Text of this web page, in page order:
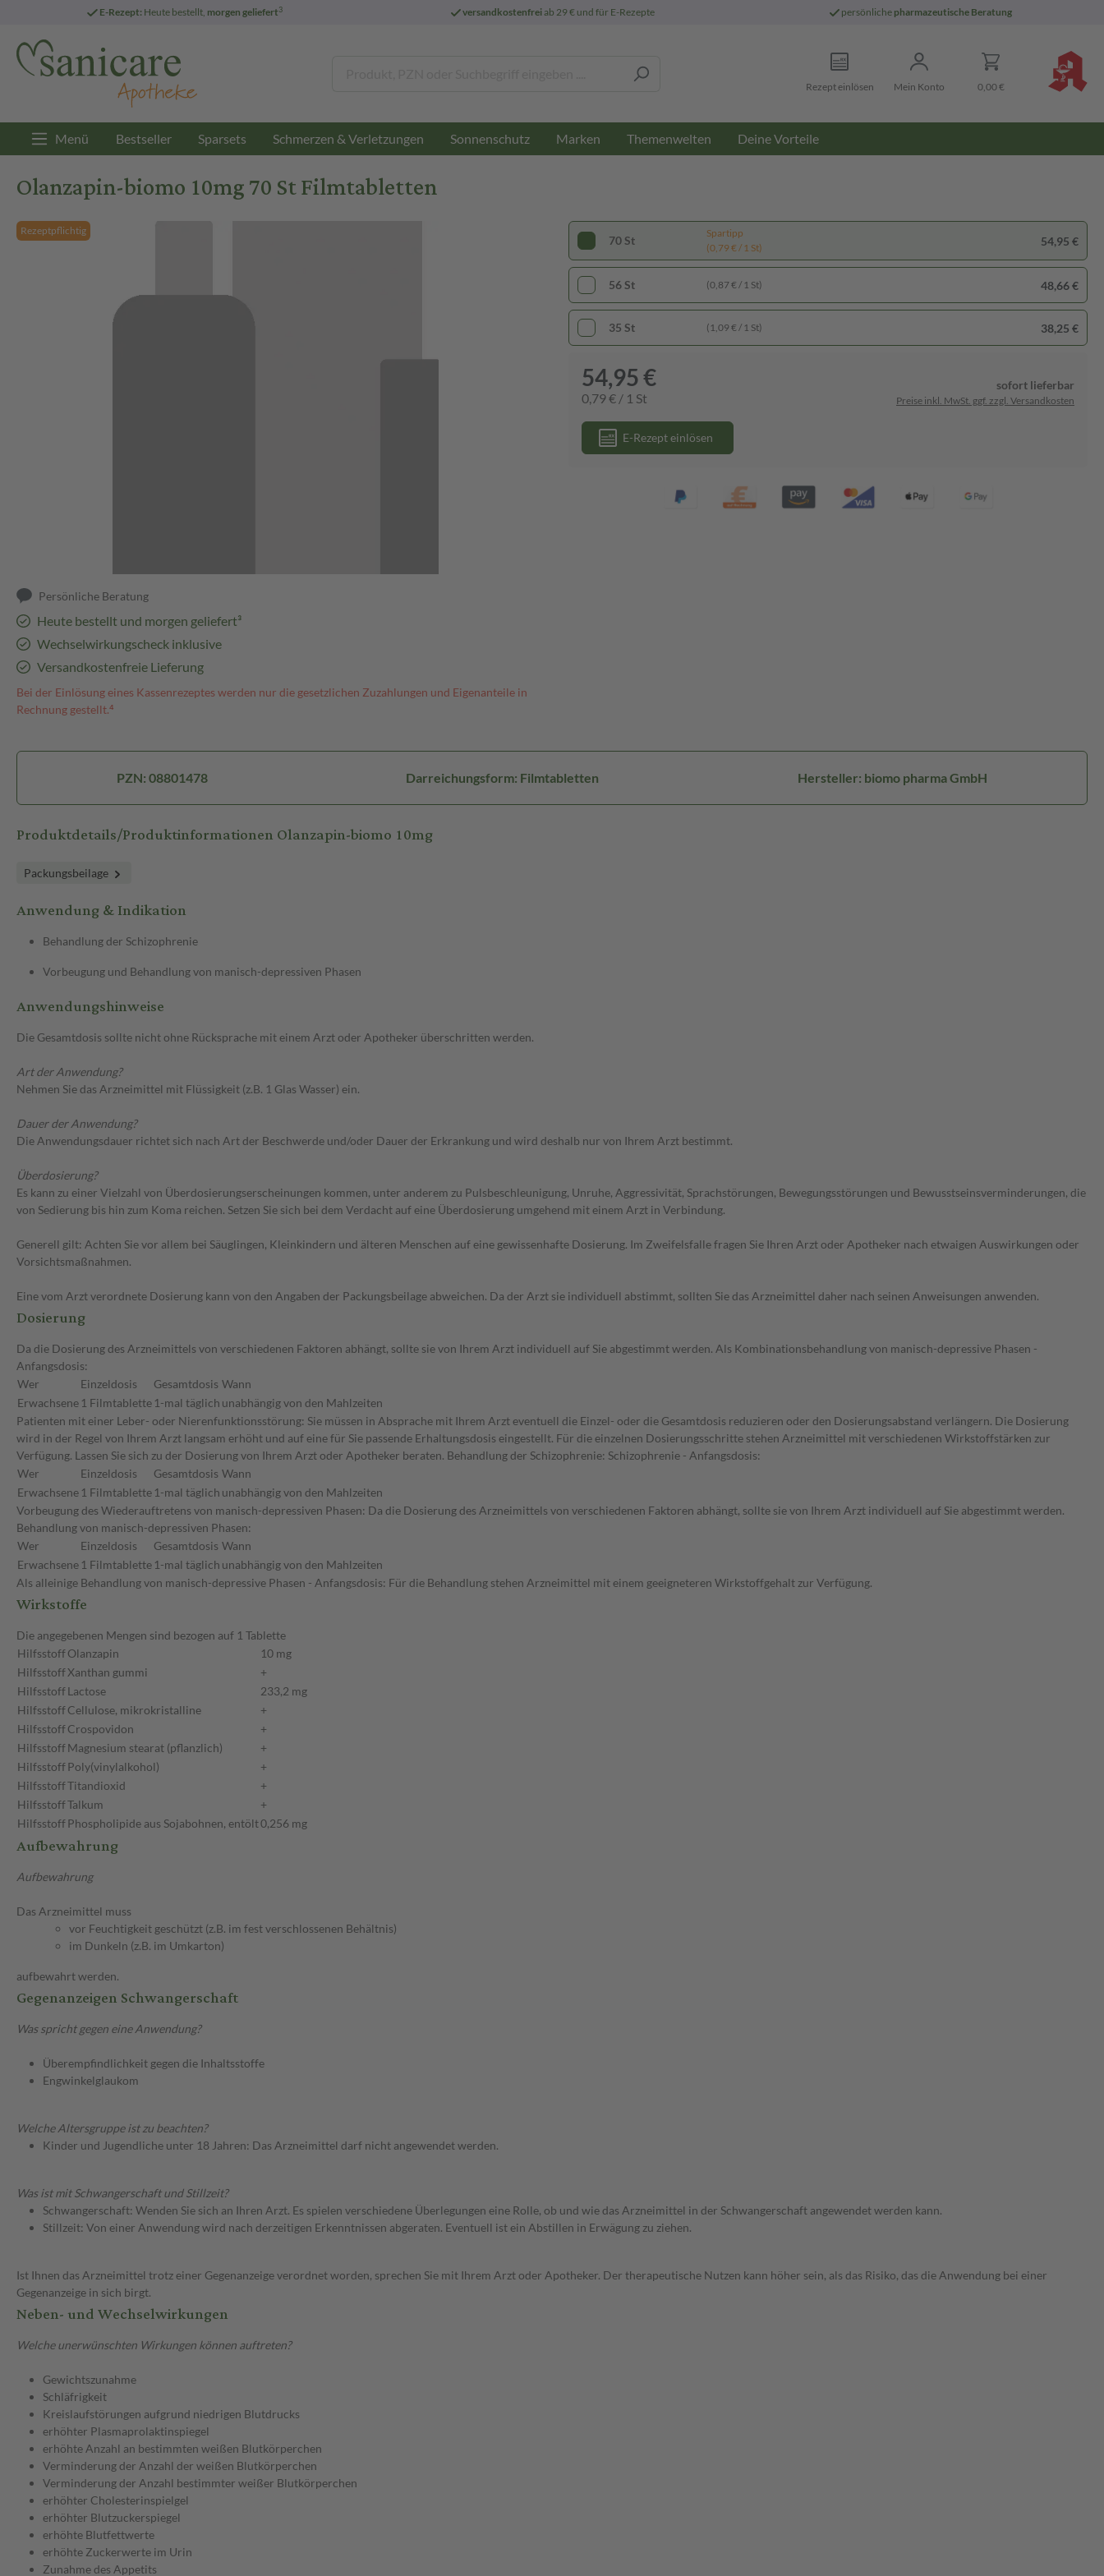
E-Rezept: Heute bestellt, morgen geliefert3 versandkostenfreiab 29 € und für E-Rezepte persönliche pharmazeutische Beratung
Rezept einlösen Mein Konto 0,00 €
Menü Bestseller Sparsets Schmerzen & Verletzungen Sonnenschutz Marken Themenwelten Deine Vorteile
Olanzapin-biomo 10mg 70 St Filmtabletten
Rezeptpflichtig
Persönliche Beratung
Heute bestellt und morgen geliefert³
Wechselwirkungscheck inklusive
Versandkostenfreie Lieferung
Bei der Einlösung eines Kassenrezeptes werden nur die gesetzlichen Zuzahlungen und Eigenanteile in
Rechnung gestellt.⁴
70 St
Spartipp
(0,79 € / 1 St)
54,95 €
56 St (0,87 € / 1 St) 48,66 €
35 St (1,09 € / 1 St) 38,25 €
54,95 €
0,79 € / 1 St
sofort lieferbar
Preise inkl. MwSt. ggf. zzgl. Versandkosten
E-Rezept einlösen
PZN: 08801478 Darreichungsform: Filmtabletten Hersteller: biomo pharma GmbH
Produktdetails/Produktinformationen Olanzapin-biomo 10mg
Packungsbeilage
Anwendung & Indikation
Behandlung der Schizophrenie
Vorbeugung und Behandlung von manisch-depressiven Phasen
Anwendungshinweise
Die Gesamtdosis sollte nicht ohne Rücksprache mit einem Arzt oder Apotheker überschritten werden.
Art der Anwendung?
Nehmen Sie das Arzneimittel mit Flüssigkeit (z.B. 1 Glas Wasser) ein.
Dauer der Anwendung?
Die Anwendungsdauer richtet sich nach Art der Beschwerde und/oder Dauer der Erkrankung und wird deshalb nur von Ihrem Arzt bestimmt.
Überdosierung?
Es kann zu einer Vielzahl von Überdosierungserscheinungen kommen, unter anderem zu Pulsbeschleunigung, Unruhe, Aggressivität, Sprachstörungen, Bewegungsstörungen und Bewusstseinsverminderungen, die
von Sedierung bis hin zum Koma reichen. Setzen Sie sich bei dem Verdacht auf eine Überdosierung umgehend mit einem Arzt in Verbindung.
Generell gilt: Achten Sie vor allem bei Säuglingen, Kleinkindern und älteren Menschen auf eine gewissenhafte Dosierung. Im Zweifelsfalle fragen Sie Ihren Arzt oder Apotheker nach etwaigen Auswirkungen oder
Vorsichtsmaßnahmen.
Eine vom Arzt verordnete Dosierung kann von den Angaben der Packungsbeilage abweichen. Da der Arzt sie individuell abstimmt, sollten Sie das Arzneimittel daher nach seinen Anweisungen anwenden.
Dosierung
Da die Dosierung des Arzneimittels von verschiedenen Faktoren abhängt, sollte sie von Ihrem Arzt individuell auf Sie abgestimmt werden. Als Kombinationsbehandlung von manisch-depressive Phasen -
Anfangsdosis:
Wer
Einzeldosis Gesamtdosis Wann
Erwachsene 1 Filmtablette 1-mal täglich unabhängig von den Mahlzeiten
Patienten mit einer Leber- oder Nierenfunktionsstörung: Sie müssen in Absprache mit Ihrem Arzt eventuell die Einzel- oder die Gesamtdosis reduzieren oder den Dosierungsabstand verlängern. Die Dosierung
wird in der Regel von Ihrem Arzt langsam erhöht und auf eine für Sie passende Erhaltungsdosis eingestellt. Für die einzelnen Dosierungsschritte stehen Arzneimittel mit verschiedenen Wirkstoffstärken zur
Verfügung. Lassen Sie sich zu der Dosierung von Ihrem Arzt oder Apotheker beraten. Behandlung der Schizophrenie: Schizophrenie - Anfangsdosis:
Wer
Einzeldosis Gesamtdosis Wann
Erwachsene 1 Filmtablette 1-mal täglich unabhängig von den Mahlzeiten
Vorbeugung des Wiederauftretens von manisch-depressiven Phasen: Da die Dosierung des Arzneimittels von verschiedenen Faktoren abhängt, sollte sie von Ihrem Arzt individuell auf Sie abgestimmt werden.
Behandlung von manisch-depressiven Phasen:
Wer
Einzeldosis Gesamtdosis Wann
Erwachsene 1 Filmtablette 1-mal täglich unabhängig von den Mahlzeiten
Als alleinige Behandlung von manisch-depressive Phasen - Anfangsdosis: Für die Behandlung stehen Arzneimittel mit einem geeigneteren Wirkstoffgehalt zur Verfügung.
Wirkstoffe
Die angegebenen Mengen sind bezogen auf 1 Tablette
HilfsstoffOlanzapin
10 mg
HilfsstoffXanthan gummi
+
HilfsstoffLactose
233,2 mg
HilfsstoffCellulose, mikrokristalline
+
HilfsstoffCrospovidon
+
HilfsstoffMagnesium stearat (pflanzlich)
+
HilfsstoffPoly(vinylalkohol)
+
HilfsstoffTitandioxid
+
HilfsstoffTalkum
+
HilfsstoffPhospholipide aus Sojabohnen, entölt0,256 mg
Aufbewahrung
Aufbewahrung
Das Arzneimittel muss
vor Feuchtigkeit geschützt (z.B. im fest verschlossenen Behältnis)
im Dunkeln (z.B. im Umkarton)
aufbewahrt werden.
Gegenanzeigen Schwangerschaft
Was spricht gegen eine Anwendung?
Überempfindlichkeit gegen die Inhaltsstoffe
Engwinkelglaukom
Welche Altersgruppe ist zu beachten?
Kinder und Jugendliche unter 18 Jahren: Das Arzneimittel darf nicht angewendet werden.
Was ist mit Schwangerschaft und Stillzeit?
Schwangerschaft: Wenden Sie sich an Ihren Arzt. Es spielen verschiedene Überlegungen eine Rolle, ob und wie das Arzneimittel in der Schwangerschaft angewendet werden kann.
Stillzeit: Von einer Anwendung wird nach derzeitigen Erkenntnissen abgeraten. Eventuell ist ein Abstillen in Erwägung zu ziehen.
Ist Ihnen das Arzneimittel trotz einer Gegenanzeige verordnet worden, sprechen Sie mit Ihrem Arzt oder Apotheker. Der therapeutische Nutzen kann höher sein, als das Risiko, das die Anwendung bei einer
Gegenanzeige in sich birgt.
Neben- und Wechselwirkungen
Welche unerwünschten Wirkungen können auftreten?
Gewichtszunahme
Schläfrigkeit
Kreislaufstörungen aufgrund niedrigen Blutdrucks
erhöhter Plasmaprolaktinspiegel
erhöhte Anzahl an bestimmten weißen Blutkörperchen
Verminderung der Anzahl der weißen Blutkörperchen
Verminderung der Anzahl bestimmter weißer Blutkörperchen
erhöhter Cholesterinspielgel
erhöhter Blutzuckerspiegel
erhöhte Blutfettwerte
erhöhte Zuckerwerte im Urin
Zunahme des Appetits